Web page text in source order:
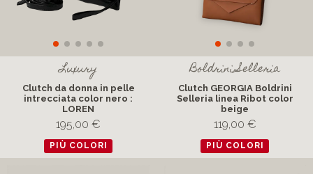
Luxury
Clutch da donna in pelle
intrecciata color nero :
LOREN
195,00 €
PIÙ COLORI
Boldrini Selleria
Clutch GEORGIA Boldrini
Selleria linea Ribot color
beige
119,00 €
PIÙ COLORI